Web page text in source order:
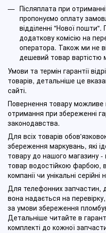
Післяплата при
пропонуємо оплату
відділенні "Нової
додаткову комісію на
оператора. Також ми не
дешевий товар вартістю
Умови та термін гарантії
товарів, детальніше це
сайті.
Повернення товару можливе
отримання при збереженні
законодавства.
Для всіх товарів
збереження маркувань, які
товару до нашого магазину
товар водостійкою фарбою,
компанії чи унікальні серійні
Для телефонних запчастин,
вона надається на
за умови збереження
Детальніше читайте в
комплекті до кожної